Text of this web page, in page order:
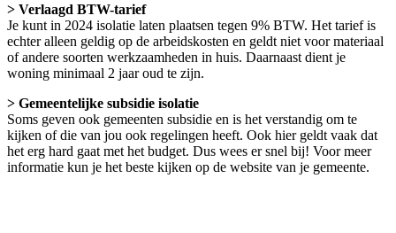
> Verlaagd BTW-tarief
Je kunt in 2024 isolatie laten plaatsen tegen 9% BTW. Het tarief is
echter alleen geldig op de arbeidskosten en geldt niet voor materiaal
of andere soorten werkzaamheden in huis. Daarnaast dient je
woning minimaal 2 jaar oud te zijn.
> Gemeentelijke subsidie isolatie
Soms geven ook gemeenten subsidie en is het verstandig om te
kijken of die van jou ook regelingen heeft. Ook hier geldt vaak dat
het erg hard gaat met het budget. Dus wees er snel bij! Voor meer
informatie kun je het beste kijken op de website van je gemeente.